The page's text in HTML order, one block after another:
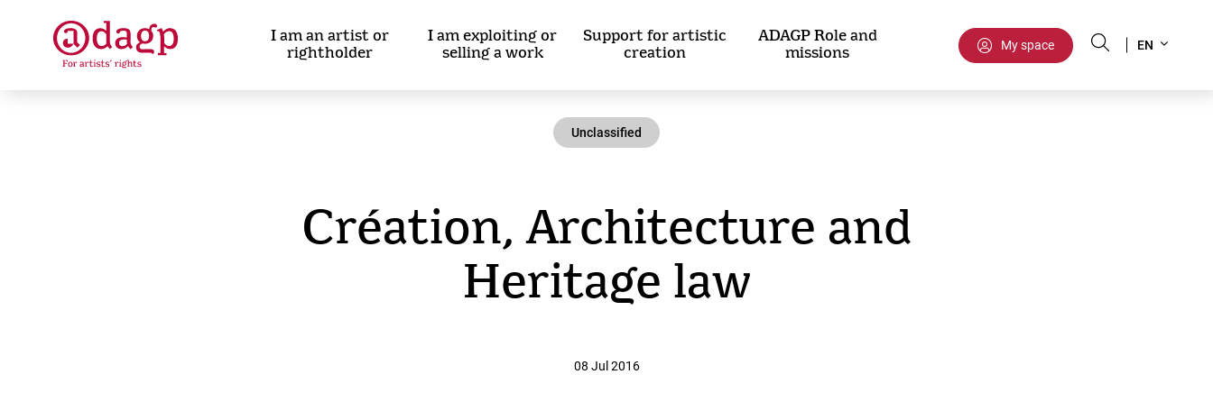
I am an artist or
rightholder
I am exploiting or
selling a work
Support for artistic
creation
ADAGP Role and
missions
My space
your
EN
Unclassified
Création, Architecture and
Heritage law
08 Jul 2016